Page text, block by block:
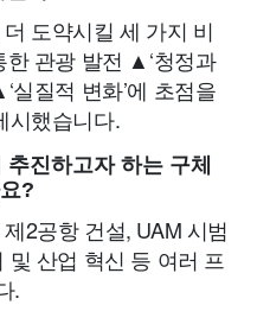
도약시킬 세 가지 비
한 관광 발전 ▲‘청정과
실질적 변화’에 초점을
시했습니다.
진하고자 하는 구체
?
2공항 건설, UAM 시범
산업 혁신 등 여러 프
.